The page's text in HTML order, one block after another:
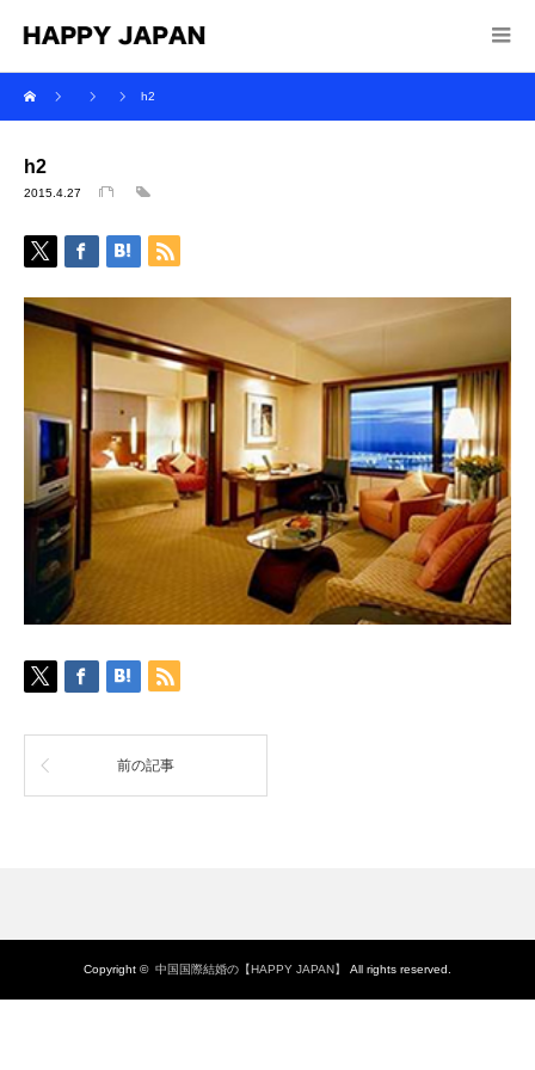
h2
h2
2015.4.27
前の記事
Copyright © 中国国際結婚の【HAPPY JAPAN】 All rights reserved.